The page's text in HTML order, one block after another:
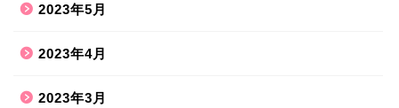
2023年5月
2023年4月
2023年3月